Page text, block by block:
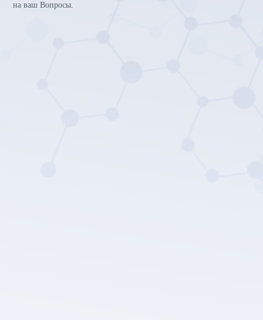
на ваш Вопросы.